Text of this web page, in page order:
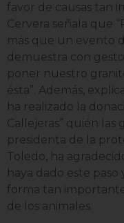
favor de causas tan
Cervera señala que
más que un evento
demuestra con
poner nuestro
ésta”. Además,
ha realizado la
Callejeras” quién las
presidenta de la
Toledo, ha
haya dado este
forma tan
de los animales.